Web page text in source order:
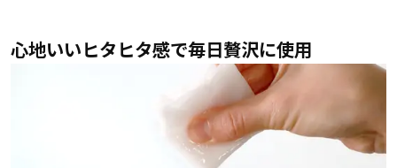
心地いいヒタヒタ感で毎日贅沢に使用